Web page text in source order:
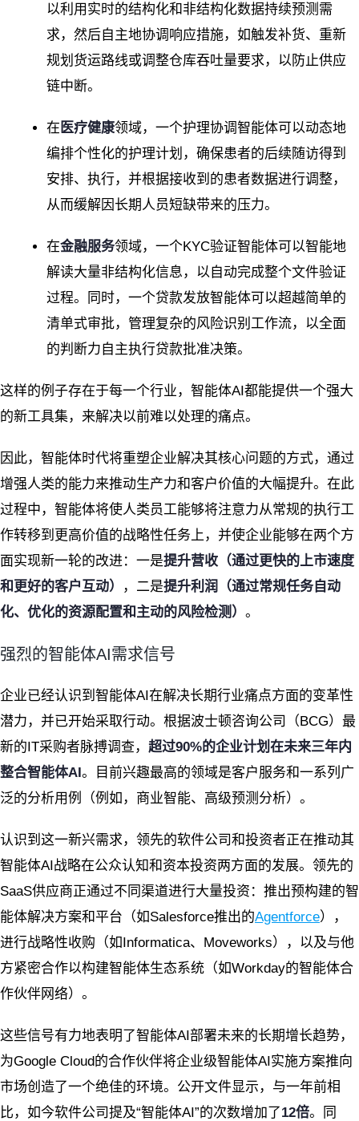
以利用实时的结构化和非结构化数据持续预测需
求，然后自主地协调响应措施，如触发补货、重新
规划货运路线或调整仓库吞吐量要求，以防止供应
链中断。
在 医疗健康领域，一个护理协调智能体可以动态地
编排个性化的护理计划，确保患者的后续随访得到
安排、执行，并根据接收到的患者数据进行调整，
从而缓解因长期人员短缺带来的压力。
在金融服务领域，一个KYC验证智能体可以智能地
解读大量非结构化信息，以自动完成整个文件验证
过程。同时，一个贷款发放智能体可以超越简单的
清单式审批，管理复杂的风险识别工作流，以全面
的判断力自主执行贷款批准决策。
这样的例子存在于每一个行业，智能体AI都能提供一个强大
的新工具集，来解决以前难以处理的痛点。
因此，智能体时代将重塑企业解决其核心问题的方式，通过
增强人类的能力来推动生产力和客户价值的大幅提升。在此
过程中，智能体将使人类员工能够将注意力从常规的执行工
作转移到更高价值的战略性任务上，并使企业能够在两个方
面实现新一轮的改进：一是提升营收（通过更快的上市速度
和更好的客户互动）
，二是提升利润（通过常规任务自动
化、优化的资源配置和主动的风险检测） 。
强烈的智能体AI需求信号
企业已经认识到智能体AI在解决长期行业痛点方面的变革性
潜力，并已开始采取行动。根据波士顿咨询公司（BCG）最
新的IT采购者脉搏调查， 超过90%的企业计划在未来三年内
整合智能体AI。目前兴趣最高的领域是客户服务和一系列广
泛的分析用例（例如，商业智能、高级预测分析）。
认识到这一新兴需求，领先的软件公司和投资者正在推动其
智能体AI战略在公众认知和资本投资两方面的发展。领先的
SaaS供应商正通过不同渠道进行大量投资：推出预构建的智
能体解决方案和平台（如Salesforce推出的Agentforce），
进行战略性收购（如Informatica、Moveworks），以及与他
方紧密合作以构建智能体生态系统（如Workday的智能体合
作伙伴网络）。
这些信号有力地表明了智能体AI部署未来的长期增长趋势，
为Google Cloud的合作伙伴将企业级智能体AI实施方案推向
市场创造了一个绝佳的环境。公开文件显示，与一年前相
比，如今软件公司提及“智能体AI”的次数增加了12倍。同